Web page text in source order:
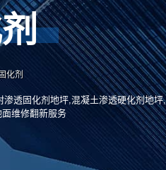
化剂
透固化剂地坪,混凝土渗透硬化剂地
维修翻新服务